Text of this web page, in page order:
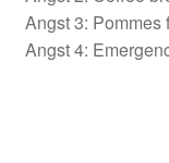
Henry Bronken
Ida Neverdahl
Angst 3: Pommes
Angst 4: